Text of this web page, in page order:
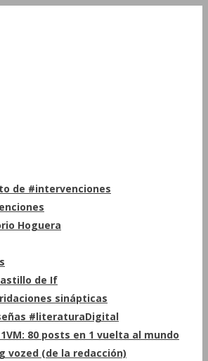
de #intervenciones
Hoguera
de If
sinápticas
#literaturaDigital
80 posts en 1 vuelta al mundo
vozed (de la redacción)